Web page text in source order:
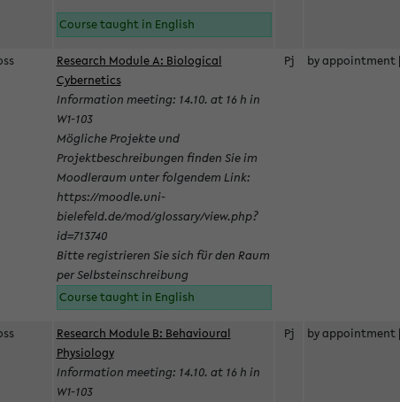
Course taught in English
Research Module A: Biological
Cybernetics
Information meeting: 14.10. at 16 h in
W1-103
Mögliche Projekte und
Projektbeschreibungen finden Sie im
Moodleraum unter folgendem Link:
https://moodle.uni-
bielefeld.de/mod/glossary/view.php?
id=713740
Bitte registrieren Sie sich für den Raum
per Selbsteinschreibung
Course taught in English
Pj by appointment
Research Module B: Behavioural
Physiology
Information meeting: 14.10. at 16 h in
W1-103
Pj by appointment